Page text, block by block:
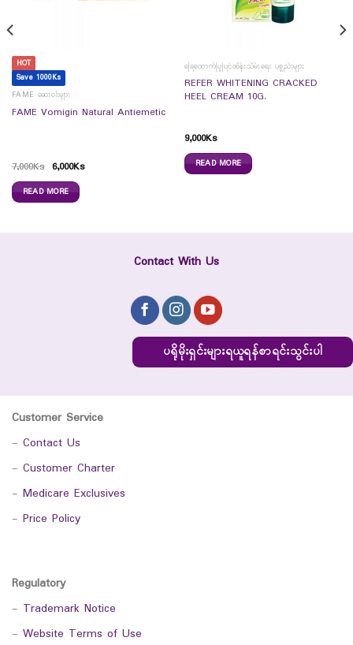
HOT
Save 1000Ks
FAME ဆေးဝါးများ
FAME Vomigin Natural Antiemetic
7,000Ks 6,000Ks
READ MORE
ခြေထောက်ပြုပြင်ထိန်းသိမ်းရေး ပစ္စည်းများ
REFER WHITENING CRACKED
HEEL CREAM 10G.
9,000Ks
READ MORE
Contact With Us
ပရိုမိုးရှင်းများရယူရန်စာရင်းသွင်းပါ
Customer Service
- Contact Us
- Customer Charter
- Medicare Exclusives
- Price Policy
Regulatory
- Trademark Notice
- Website Terms of Use